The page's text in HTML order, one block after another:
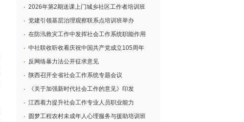
2026年第2期送课上门城乡社区工作者培训班
党建引领基层治理观察联系点培训班举办
在防汛救灾工作中发挥社会工作系统职能作用
中社联收听收看庆祝中国共产党成立105周年
反网络暴力法公开征求意见
陕西召开全省社会工作系统专题会议
《关于加强新时代社会工作的意见》印发
江西着力提升社会工作专业人员职业能力
圆梦工程农村未成年人心理服务与援助培训班